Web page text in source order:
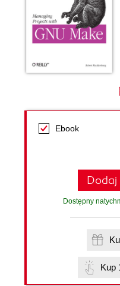
Ebook
Dodaj
Dostępny
Kup